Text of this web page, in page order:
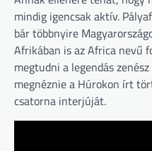
mindig igencsak aktív.
bár többnyire
Afrikában is az Africa nevű
megtudni a legendás
megnéznie a Húrokon írt
csatorna interjúját.